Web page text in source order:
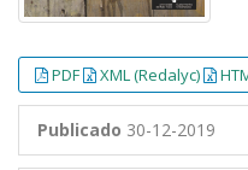
PDF XML (Redalyc)
Publicado 30-12-2019